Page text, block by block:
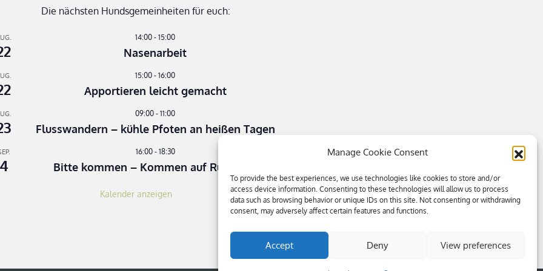
Manage Cookie Consent
To provide the best experiences, we use technologies like cookies to store and/or
access device information. Consenting to these technologies will allow us to process
data such as browsing behavior or unique IDs on this site. Not consenting or withdrawing
consent, may adversely affect certain features and functions.
Accept Deny View preferences
Die nächsten Hundsgemeinheiten für euch:
14:00 - 15:00
Nasenarbeit
15:00 - 16:00
Apportieren leicht gemacht
09:00 - 11:00
Flusswandern – kühle Pfoten an heißen Tagen
4
16:00- 18:30
Bitte kommen – Kommen auf Ruf Teil 3
Kalender anzeigen